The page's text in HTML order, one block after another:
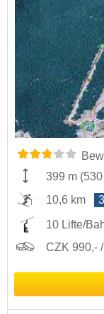
399 m (
10,6 km
10 Lifte/
CZK 990,-